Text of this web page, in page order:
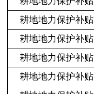
耕地地力保护补贴
耕地地力保护补贴
耕地地力保护补贴
耕地地力保护补贴